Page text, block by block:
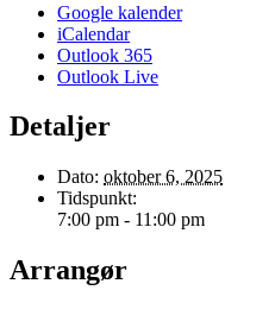
Google kalender
iCalendar
Outlook 365
Outlook Live
Detaljer
Dato: oktober 6, 2025
Tidspunkt:
7:00 pm - 11:00 pm
Arrangør